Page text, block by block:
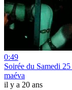
0:49
Soirée du Samedi
maéva
il y a 20 ans